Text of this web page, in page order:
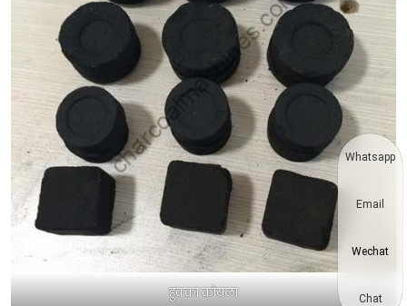
हुक्का कोयला
Whatsapp
Email
Wechat
Chat